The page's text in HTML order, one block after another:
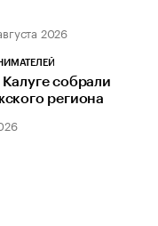
2026
собрали
региона